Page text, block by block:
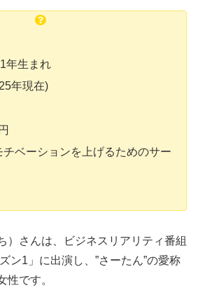
年生まれ
年現在)
チベーションを上げるためのサー
）さんは、ビジネスリアリティ番組
ン1」に出演し、”さーたん”の愛称
性です。